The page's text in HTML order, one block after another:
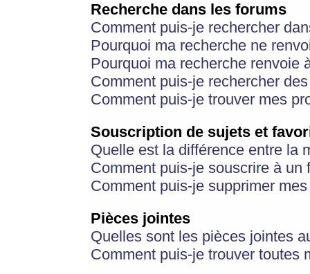
Recherche dans les forums
Comment puis-je rechercher
Pourquoi ma recherche ne
Pourquoi ma recherche renvoie
Comment puis-je rechercher
Comment puis-je trouver mes
Souscription de sujets et
Quelle est la différence entre la
Comment puis-je souscrire à
Comment puis-je supprimer
Pièces jointes
Quelles sont les pièces jointes
Comment puis-je trouver toutes